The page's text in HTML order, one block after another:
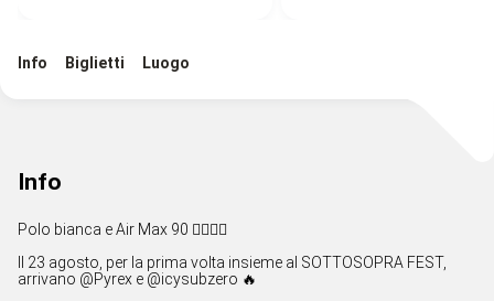
Info Biglietti Luogo
Info
Polo bianca e Air Max 90 😮‍💨🚀👀
Il 23 agosto, per la prima volta insieme al SOTTOSOPRA FEST,
arrivano @Pyrex e @icysubzero 🔥